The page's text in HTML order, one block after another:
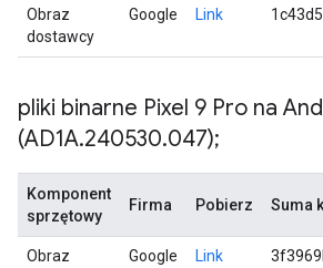
Obraz
dostawcy
Google Link
pliki binarne Pixel 9 Pro na
(AD1A.240530.047);
Komponent
sprzętowy
Firma Pobierz Suma
Obraz
Google Link